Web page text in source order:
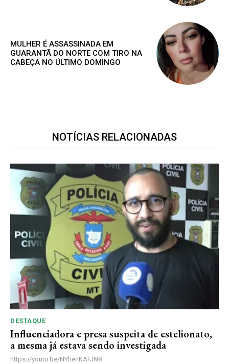
/ para sempre
ESCOLHA O PLANO
Premium
R$ 100 / ano
Acesso as notícias publicas
Acesso a comentários
Notícias exclusivas
ANUAL MENSAL
MULHER É ASSASSINADA EM
GUARANTÃ DO NORTE COM TIRO NA
CABEÇA NO ÚLTIMO DOMINGO
NOTÍCIAS RELACIONADAS
DESTAQUE
Influenciadora e presa suspeita de estelionato,
a mesma já estava sendo investigada
https://youtu.be/NYhenKAFJN8